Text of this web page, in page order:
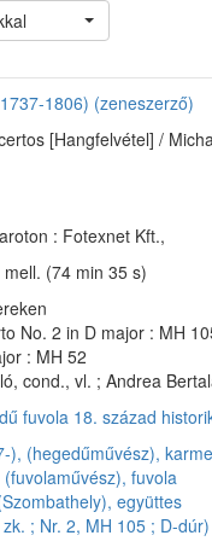
1806) (zeneszerző)
[Hangfelvétel] /
: Fotexnet Kft.,
(74 min 35 s)
No. 2 in D major : MH
: MH 52
cond., vl. ; Andrea
fuvola 18. század
), (hegedűművész),
fuvola
együttes
; Nr. 2, MH 105 ; D-dúr)